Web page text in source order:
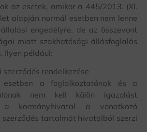
az esetek, amikor a 445/2013. (XI.
alapján normál esetben nem lenne
engedélyre, de az összevont
miatt szakhatósági állásfoglalás
Ilyen például:
szerződés rendelkezése
esetben a foglalkoztatónak és a
nem kell külön igazolást
a kormányhivatal a vonatkozó
szerződés tartalmát hivatalból szerzi